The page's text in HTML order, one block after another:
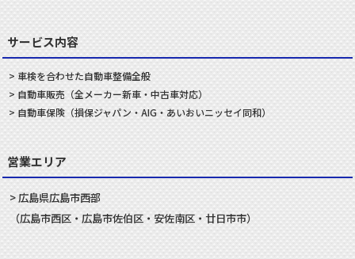
サービス内容
車検を合わせた自動車整備全般
自動車販売 （全メーカー新車・中古車対応）
自動車保険（損保ジャパン・AIG・あいおいニッセイ同和）
営業エリア
広島県広島市西部
（広島市西区・ 広島市佐伯区・ 安佐南区・ 廿日市市）